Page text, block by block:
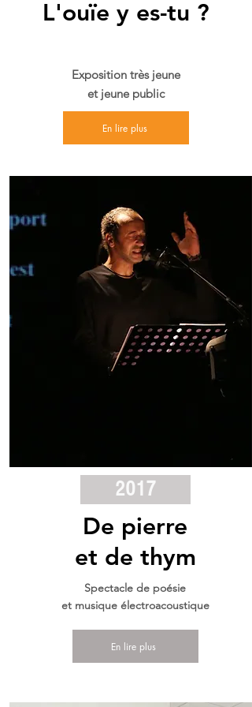
L'ouïe y es-tu ?
Exposition très jeune
et jeune public
En lire plus
2017
De pierre
et de thym
Spectacle de poésie
et musique électroacoustique
En lire plus